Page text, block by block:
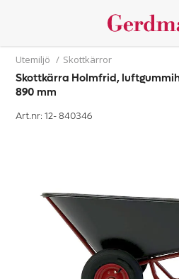
Utemiljö / Skottkärror
Skottkärra Holmfrid,
890 mm
Art.nr: 12-840346